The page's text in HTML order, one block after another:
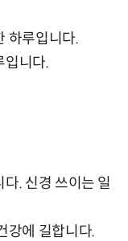
하루입니다.
입니다.
. 신경 쓰이는 일
강에 길합니다.